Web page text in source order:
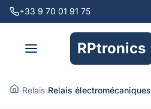
+33 9 70 01 91 75
RPtronics
›Relais›Relais électromécaniques